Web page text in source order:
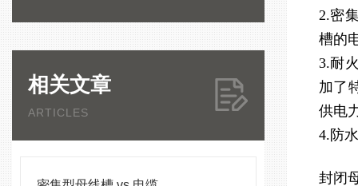
相关文章
ARTICLES
2.密
槽的
3.耐
加了
供电
4.防
封闭